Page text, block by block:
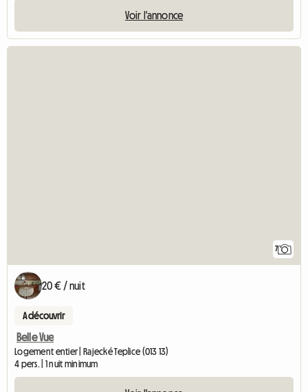
Voir l'annonce
7
20 € / nuit
A découvrir
Belle Vue
Logement entier | Rajecké Teplice (013 13)
4 pers. | 1 nuit minimum